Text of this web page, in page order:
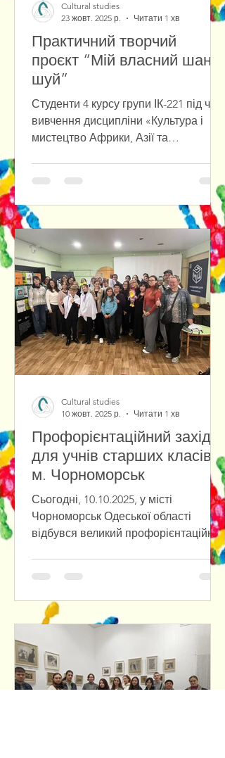
Практичний творчий
проєкт “Мій власний шань-
шуй”
Студенти 4 курсу групи ІК-221 під час
вивчення дисципліни «Культура і
мистецтво Африки, Азії та
створити власний китайський пейзаж
у традиції шань-шуй (“гори й води”).
Мета цього завдання – не просто
відтворити художній стиль, а відчути
світогляд, що стоїть за ним: гармонію
людини та природи, тишу, ритм
дихання й простір порожнечі, який
говорить не менше, ніж форма.
Використовуючи т
Cultural studies
23 жовт. 2025 р.
Читати 1 хв
Профорієнтаційний захід
для учнів старших класів
м. Чорноморськ
Сьогодні, 10.10.2025, у місті
Чорноморськ Одеської області
відбувся великий профорієнтаційний
Cultural studies
10 жовт. 2025 р.
Читати 1 хв